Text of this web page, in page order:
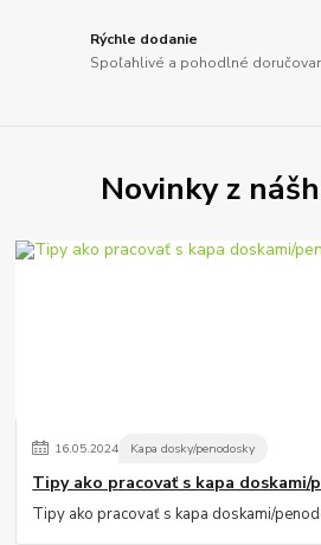
Rýchle dodanie
Spoľahlivé a pohodlné
Novinky z
16.05.2024 Kapa dosky/penodosky
Tipy ako pracovať s kapa doskami/
Tipy ako pracovať s kapa doskami/